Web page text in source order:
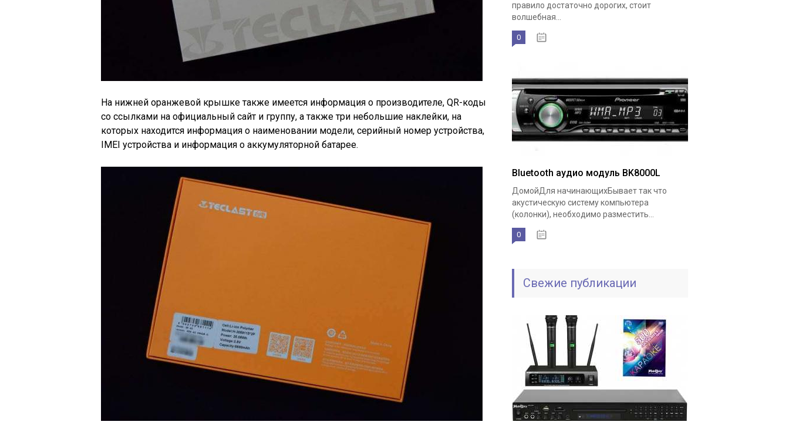
На нижней оранжевой крышке также имеется информация о производителе, QR-коды
со ссылками на официальный сайт и группу, а также три небольшие наклейки, на
которых находится информация о наименовании модели, серийный номер устройства,
IMEI устройства и информация о аккумуляторной батарее.
правило достаточно дорогих, стоит
волшебная...
0
Bluetooth аудио модуль BK8000L
ДомойДля начинающихБывает так что
акустическую систему компьютера
(колонки), необходимо разместить...
0
Свежие публикации